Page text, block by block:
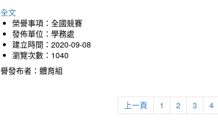
文
榮譽事項：全國競賽
發佈單位：學務處
建立時間：2020-09-08
瀏覽次數：1040
發布者：體育組
上一頁 1 2 3 4